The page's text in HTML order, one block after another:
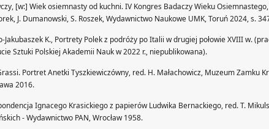
[w:] Wiek osiemnasty od kuchni. IV Kongres Badaczy Wieku
J. Dumanowski, S. Roszek, Wydawnictwo Naukowe UMK, Toruń 2024, s.
Jakubaszek K., Portrety Polek z podróży po Italii w drugiej połowie XVIII w.
Sztuki Polskiej Akademii Nauk w 2022 r., niepublikowana).
Portret Anetki Tyszkiewiczówny, red. H. Małachowicz, Muzeum Zamku
2016.
Ignacego Krasickiego z papierów Ludwika Bernackiego, red. T.
- Wydawnictwo PAN, Wrocław 1958.